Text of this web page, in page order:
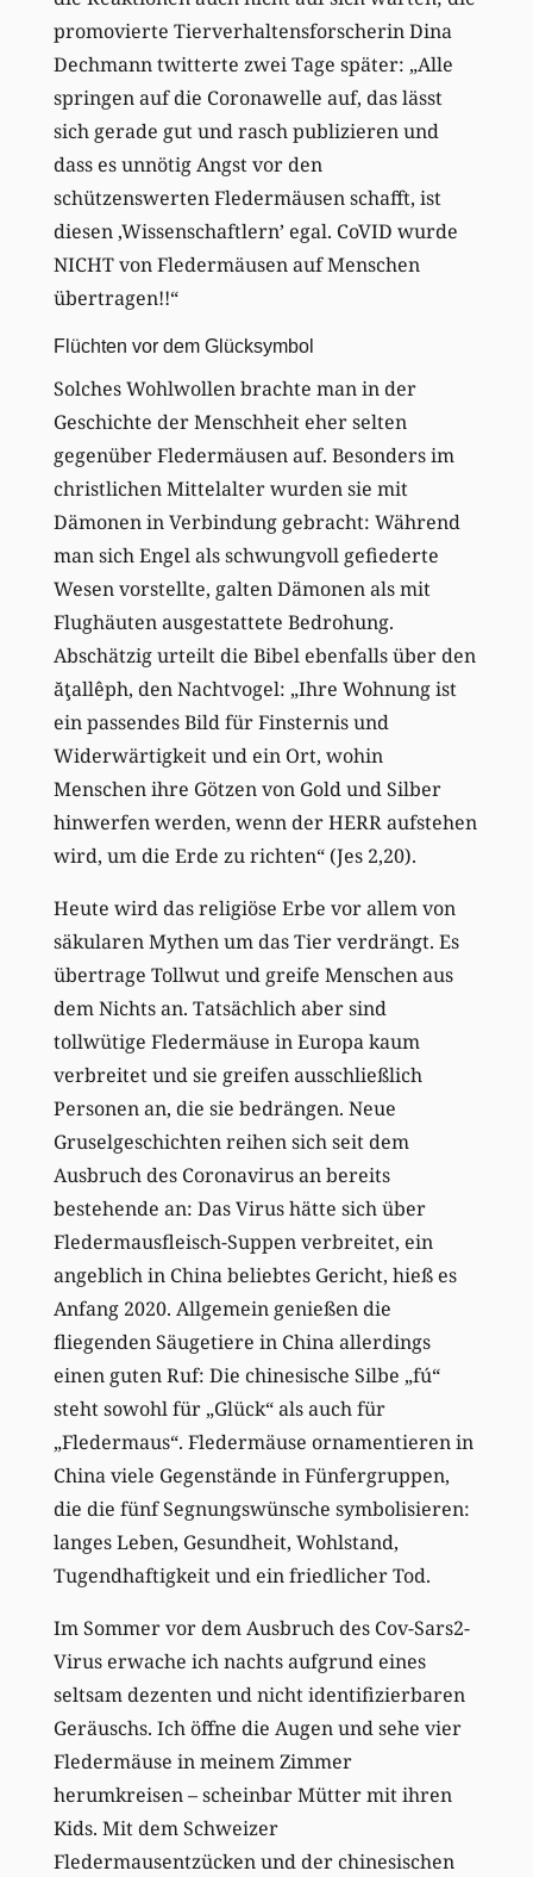
promovierte Tierverhaltensforscherin Dina
Dechmann twitterte zwei Tage später: „Alle
springen auf die Coronawelle auf, das lässt
sich gerade gut und rasch publizieren und
dass es unnötig Angst vor den
schützenswerten Fledermäusen schafft, ist
diesen ‚Wissenschaftlern’ egal. CoVID wurde
NICHT von Fledermäusen auf Menschen
übertragen!!“
Flüchten vor dem Glücksymbol
Solches Wohlwollen brachte man in der
Geschichte der Menschheit eher selten
gegenüber Fledermäusen auf. Besonders im
christlichen Mittelalter wurden sie mit
Dämonen in Verbindung gebracht: Während
man sich Engel als schwungvoll gefiederte
Wesen vorstellte, galten Dämonen als mit
Flughäuten ausgestattete Bedrohung.
Abschätzig urteilt die Bibel ebenfalls über den
ăţallêph, den Nachtvogel: „Ihre Wohnung ist
ein passendes Bild für Finsternis und
Widerwärtigkeit und ein Ort, wohin
Menschen ihre Götzen von Gold und Silber
hinwerfen werden, wenn der HERR aufstehen
wird, um die Erde zu richten“ (Jes 2,20).
Heute wird das religiöse Erbe vor allem von
säkularen Mythen um das Tier verdrängt. Es
übertrage Tollwut und greife Menschen aus
dem Nichts an. Tatsächlich aber sind
tollwütige Fledermäuse in Europa kaum
verbreitet und sie greifen ausschließlich
Personen an, die sie bedrängen. Neue
Gruselgeschichten reihen sich seit dem
Ausbruch des Coronavirus an bereits
bestehende an: Das Virus hätte sich über
Fledermausfleisch-Suppen verbreitet, ein
angeblich in China beliebtes Gericht, hieß es
Anfang 2020. Allgemein genießen die
fliegenden Säugetiere in China allerdings
einen guten Ruf: Die chinesische Silbe „fú“
steht sowohl für „Glück“ als auch für
„Fledermaus“. Fledermäuse ornamentieren in
China viele Gegenstände in Fünfergruppen,
die die fünf Segnungswünsche symbolisieren:
langes Leben, Gesundheit, Wohlstand,
Tugendhaftigkeit und ein friedlicher Tod.
Im Sommer vor dem Ausbruch des Cov-Sars2-
Virus erwache ich nachts aufgrund eines
seltsam dezenten und nicht identifizierbaren
Geräuschs. Ich öffne die Augen und sehe vier
Fledermäuse in meinem Zimmer
herumkreisen – scheinbar Mütter mit ihren
Kids. Mit dem Schweizer
Fledermausentzücken und der chinesischen